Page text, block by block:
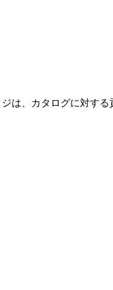
、カタログに対する